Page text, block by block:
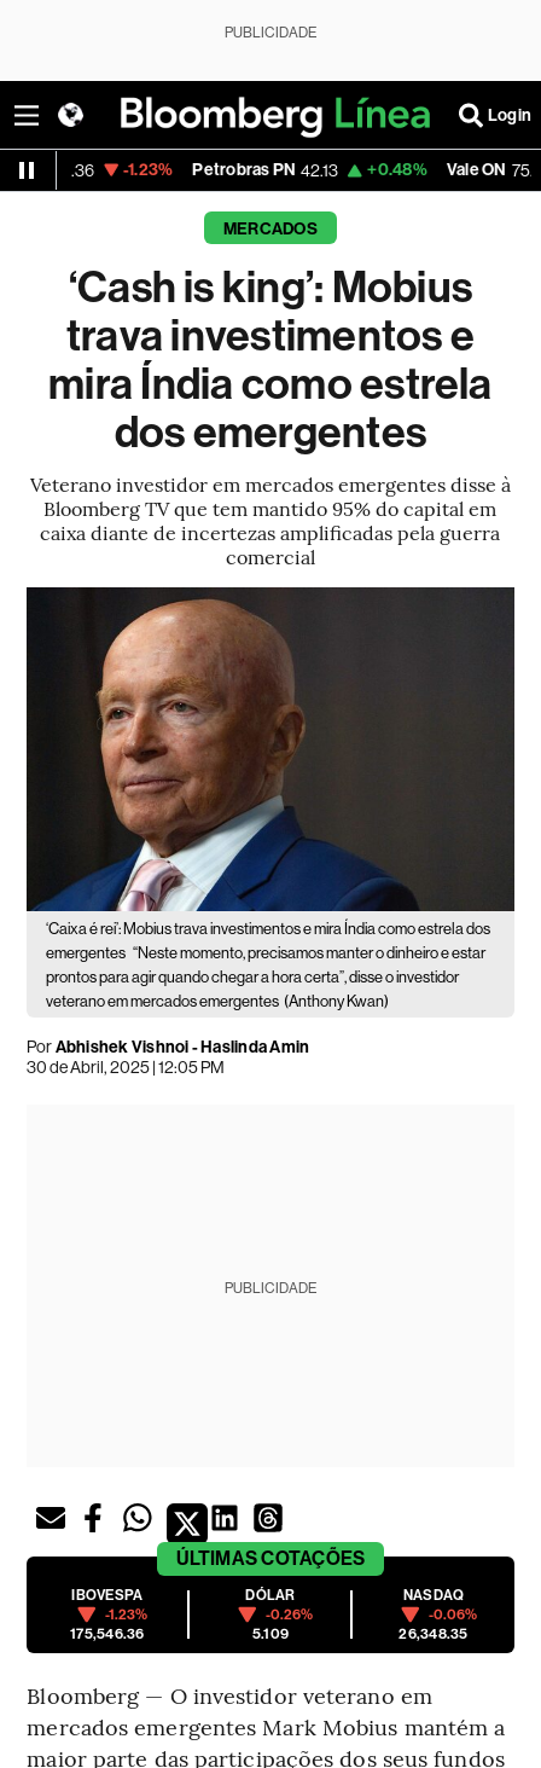
PUBLICIDADE
Login
-1.23% Petrobras PN 42.13 +0.48% Vale ON 75.39 -
MERCADOS
‘Cash is king’: Mobius
trava investimentos e
mira Índia como estrela
dos emergentes
Veterano investidor em mercados emergentes disse à
Bloomberg TV que tem mantido 95% do capital em
caixa diante de incertezas amplificadas pela guerra
comercial
‘Caixa é rei’: Mobius trava investimentos e mira Índia como estrela dos
emergentes “Neste momento, precisamos manter o dinheiro e estar
prontos para agir quando chegar a hora certa”, disse o investidor
veterano em mercados emergentes (Anthony Kwan)
PorAbhishek Vishnoi - Haslinda Amin
30 de Abril, 2025 | 12:05 PM
PUBLICIDADE
ÚLTIMASCOTAÇÕES
IBOVESPA
-1.23%
175,546.36
DÓLAR
-0.26%
5.109
NASDAQ
-0.06%
26,348.35
Bloomberg — O investidor veterano em
mercados emergentes Mark Mobius mantém a
maior parte das participações dos seus fundos